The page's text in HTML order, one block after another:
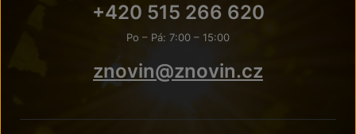
+420 515 266 620
Po – Pá: 7:00 – 15:00
znovin@znovin.cz